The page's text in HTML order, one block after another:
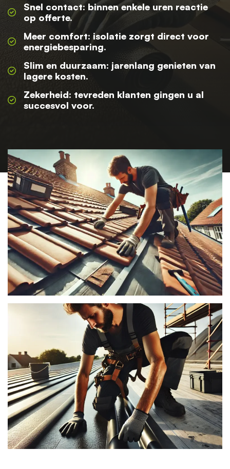
Snel contact: binnen enkele uren reactie
op offerte.
Meer comfort: isolatie zorgt direct voor
energiebesparing.
Slim en duurzaam: jarenlang genieten van
lagere kosten.
Zekerheid: tevreden klanten gingen u al
succesvol voor.